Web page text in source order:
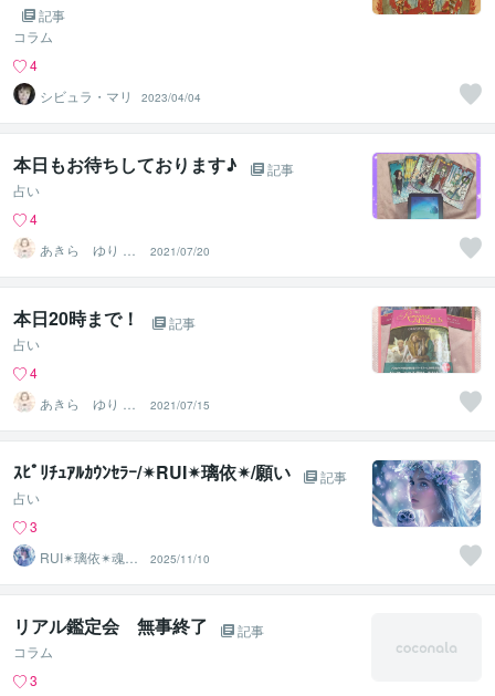
記事
コラム
4
シビュラ・マリ
2023/04/04
本日もお待ちしております♪
記事
占い
4
あきら ゆり 片
想い特化占い師
2021/07/20
本日20時まで！
記事
占い
4
あきら ゆり 片
想い特化占い師
2021/07/15
ｽﾋﾟﾘﾁｭｱﾙｶｳﾝｾﾗｰ/✴︎RUI✴︎璃依✴︎/願い
記事
占い
3
RUI✴︎璃依✴︎魂の
波動リーディン
グ
2025/11/10
リアル鑑定会 無事終了
記事
コラム
3